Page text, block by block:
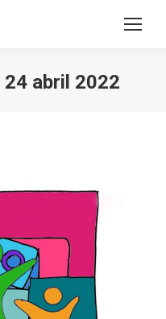
24 abril 2022